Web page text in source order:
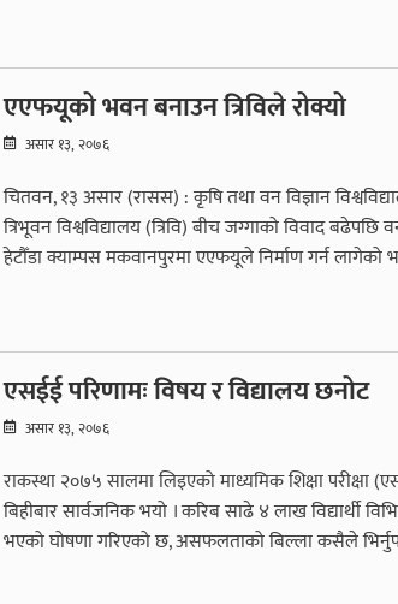
एएफयूको भवन बनाउन त्रिविले रोक्यो
असार १३, २०७६
चितवन, १३ असार (रासस) : कृषि तथा वन विज्ञान
त्रिभूवन विश्वविद्यालय (त्रिवि) बीच जग्गाको विवाद बढेपछि
हेटौँडा क्याम्पस मकवानपुरमा एएफयूले निर्माण गर्न लागेको
एसईई परिणामः विषय र विद्यालय छनोट
असार १३, २०७६
राकस्था २०७५ सालमा लिइएको माध्यमिक शिक्षा परीक्षा
बिहीबार सार्वजनिक भयो । करिब साढे ४ लाख विद्यार्थी
भएको घोषणा गरिएको छ, असफलताको बिल्ला कसैले